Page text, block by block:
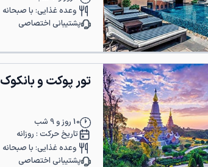
وعده غذایی: با صبحانه
پشتیبانی اختصاصی
تور پوکت و بانکوک
10 روز و9 شب
تاریخ حرکت : روزانه
وعده غذایی: با صبحانه
پشتیبانی اختصاصی